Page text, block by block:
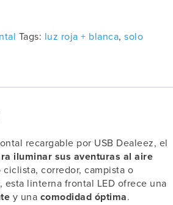
Tags: luz roja + blanca, solo
recargable por USB Dealeez, el
iluminar sus aventuras al aire
ciclista, corredor, campista o
linterna frontal LED ofrece una
y una comodidad óptima.